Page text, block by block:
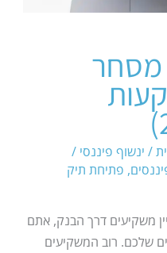
מסחר
/ ינשוף פיננסי /
, פתיחת תיק
משקיעים דרך הבנק, אתם
שלכם. רוב המשקיעים